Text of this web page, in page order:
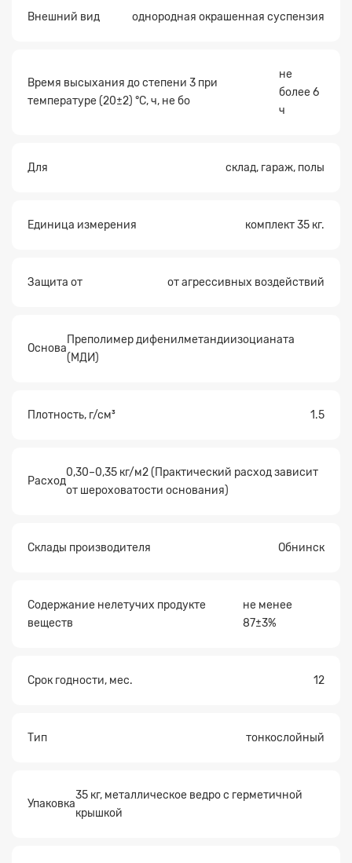
Внешний вид однородная окрашенная суспензия
Время высыхания до степени 3 при
температуре (20±2) °С, ч, не бо
не
более 6
ч
Для склад, гараж, полы
Единица измерения комплект 35 кг.
Защита от от агрессивных воздействий
Основа
Преполимер дифенилметандиизоцианата
(МДИ)
Плотность, г/см³ 1.5
Расход
0,30–0,35 кг/м2 (Практический расход зависит
от шероховатости основания)
Склады производителя Обнинск
Содержание нелетучих продукте
веществ
не менее
87±3%
Срок годности, мес. 12
Тип тонкослойный
Упаковка
35 кг, металлическое ведро с герметичной
крышкой